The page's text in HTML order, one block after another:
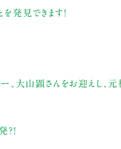
発見できます！
、大山顕さんをお迎えし、
！